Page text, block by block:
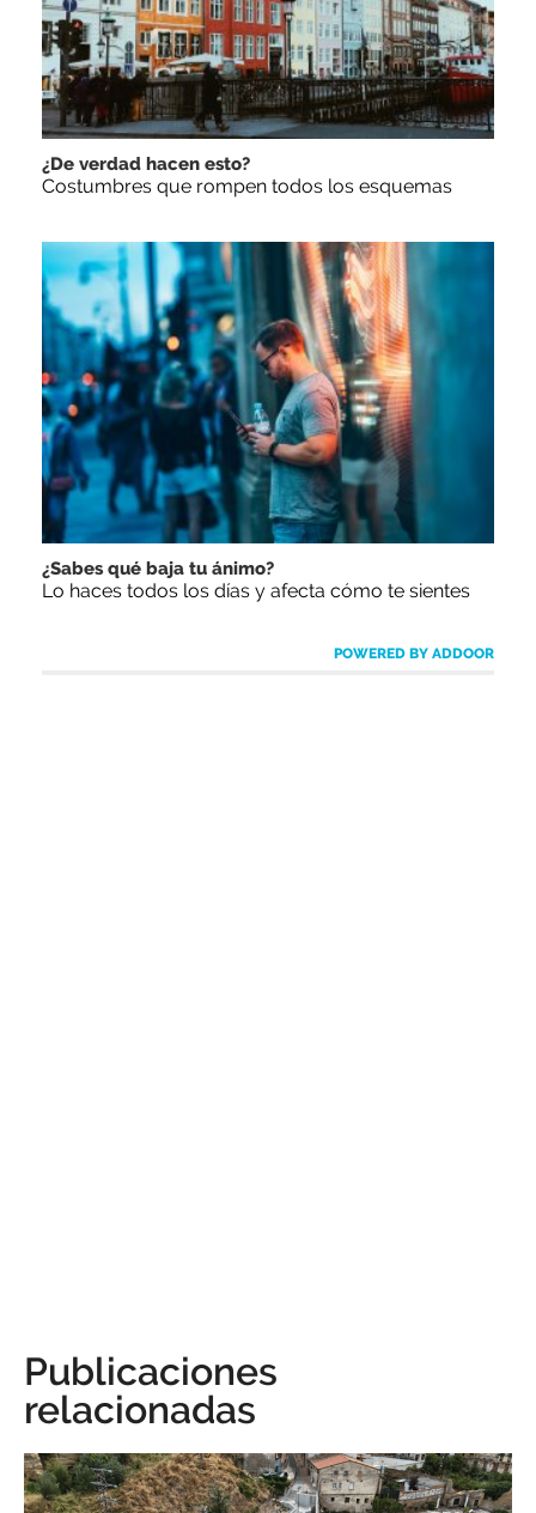
¿De verdad hacen esto?
Costumbres que rompen todos los esquemas
¿Sabes qué baja tu ánimo?
Lo haces todos los días y afecta cómo te sientes
POWERED BY ADDOOR
Publicaciones
relacionadas